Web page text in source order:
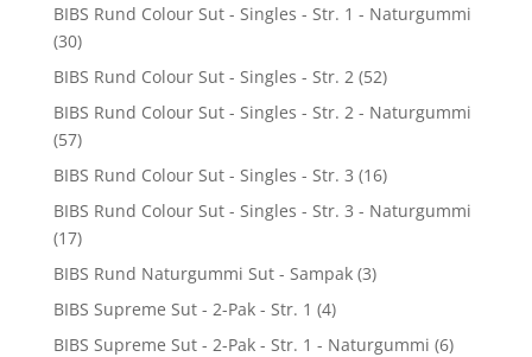
BIBS Rund Colour Sut - Singles - Str. 1 - Naturgummi
(30)
BIBS Rund Colour Sut - Singles - Str. 2 (52)
BIBS Rund Colour Sut - Singles - Str. 2 - Naturgummi
(57)
BIBS Rund Colour Sut - Singles - Str. 3 (16)
BIBS Rund Colour Sut - Singles - Str. 3 - Naturgummi
(17)
BIBS Rund Naturgummi Sut - Sampak (3)
BIBS Supreme Sut - 2-Pak - Str. 1 (4)
BIBS Supreme Sut - 2-Pak - Str. 1 - Naturgummi (6)